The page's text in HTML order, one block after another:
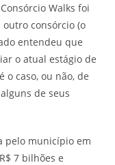
Walks foi
consórcio (o
entendeu que
o atual estágio de
o caso, ou não, de
de seus
pelo município em
7 bilhões e